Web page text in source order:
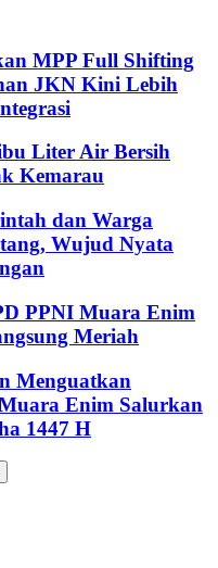
MPP Full Shifting
JKN Kini Lebih
Liter Air Bersih
Kemarau
dan Warga
Wujud Nyata
PPNI Muara Enim
Meriah
Menguatkan
Enim Salurkan
1447 H